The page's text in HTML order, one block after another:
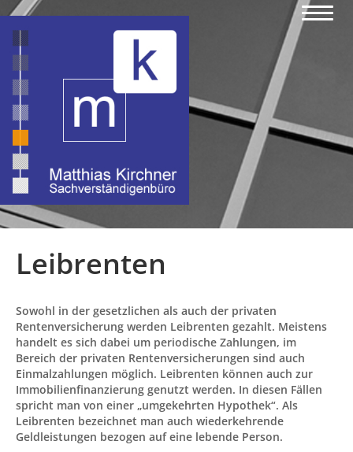
Leibrenten
Sowohl in der gesetzlichen als auch der privaten
Rentenversicherung werden Leibrenten gezahlt. Meistens
handelt es sich dabei um periodische Zahlungen, im
Bereich der privaten Rentenversicherungen sind auch
Einmalzahlungen möglich. Leibrenten können auch zur
Immobilienfinanzierung genutzt werden. In diesen Fällen
spricht man von einer „umgekehrten Hypothek“. Als
Leibrenten bezeichnet man auch wiederkehrende
Geldleistungen bezogen auf eine lebende Person.